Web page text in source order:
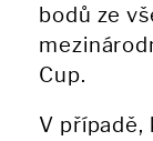
bodů ze
Cup.
V případě,